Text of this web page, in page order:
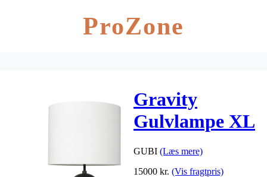
ProZone
Gravity
Gulvlampe XL
Low, Sort
Marmor/Hvid
GUBI (Læs mere)
15000 kr. (Vis fragtpris)